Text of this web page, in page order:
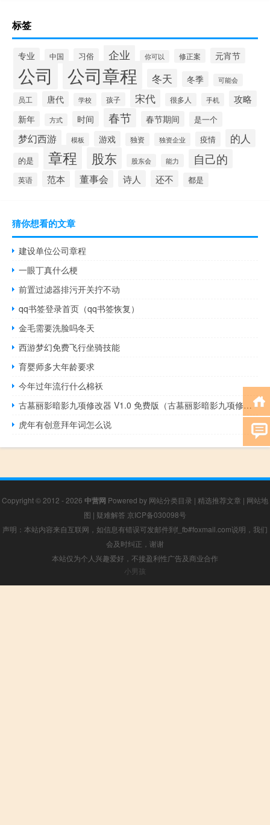
标签
专业 中国 习俗 企业 你可以 修正案 元宵节
公司 公司章程 冬天 冬季 可能会
员工 唐代 学校 孩子 宋代 很多人 手机 攻略
新年 方式 时间 春节 春节期间 是一个
梦幻西游 模板 游戏 独资 独资企业 疫情 的人
的是 章程 股东 股东会 能力 自己的
英语 范本 董事会 诗人 还不 都是
猜你想看的文章
建设单位公司章程
一眼丁真什么梗
前置过滤器排污开关拧不动
qq书签登录首页（qq书签恢复）
金毛需要洗脸吗冬天
西游梦幻免费飞行坐骑技能
育婴师多大年龄要求
今年过年流行什么棉袄
古墓丽影暗影九项修改器 V1.0 免费版（古墓丽影暗影九项修改器 V1.0 免费版功能简介）
虎年有创意拜年词怎么说
Copyright © 2012 - 2026 中营网 Powered by 网站分类目录 | 精选推荐文章 | 网站地
图 | 疑难解答 京ICP备030098号
声明：本站内容来自互联网，如信息有错误可发邮件到f_fb#foxmail.com说明，我们
会及时纠正，谢谢
本站仅为个人兴趣爱好，不接盈利性广告及商业合作
小男孩